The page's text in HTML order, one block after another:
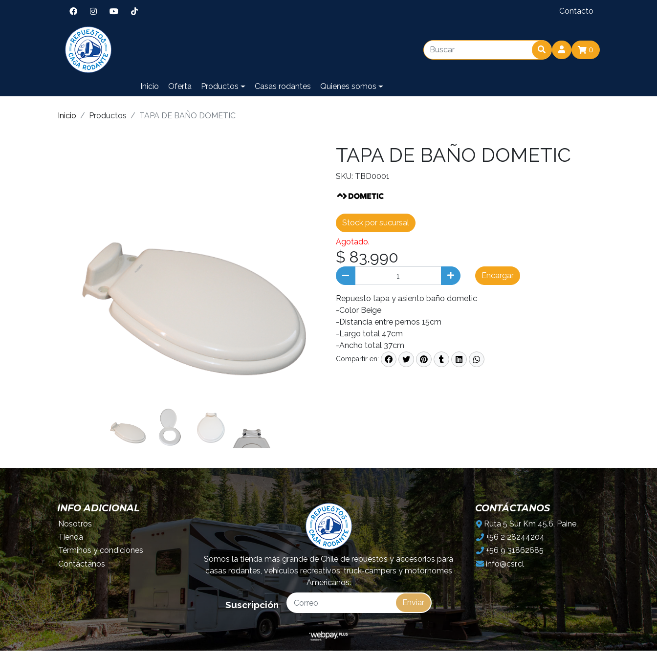
Contacto
0
Inicio Oferta Productos Casas rodantes Quienes somos
Inicio Productos TAPA DE BAÑO DOMETIC
TAPA DE BAÑO DOMETIC
SKU: TBD0001
Stock por sucursal
Agotado.
$ 83.990
Encargar
Repuesto tapa y asiento baño dometic
-Color Beige
-Distancia entre pernos 15cm
-Largo total 47cm
-Ancho total 37cm
Compartir en:
INFO ADICIONAL
Nosotros
Tienda
Términos y condiciones
Contáctanos
Somos la tienda más grande de Chile de repuestos y accesorios para
casas rodantes, vehículos recreativos, truck-campers y motorhomes
Americanos.
CONTÁCTANOS
Ruta 5 Sur Km 45.6, Paine
+56 2 28244204
+56 9 31862685
info@csr.cl
Suscripción Enviar